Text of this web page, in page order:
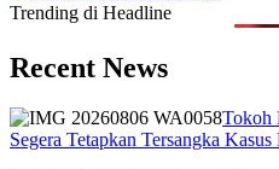
Trending di Headline
Recent News
Tokoh
Segera Tetapkan Tersangka